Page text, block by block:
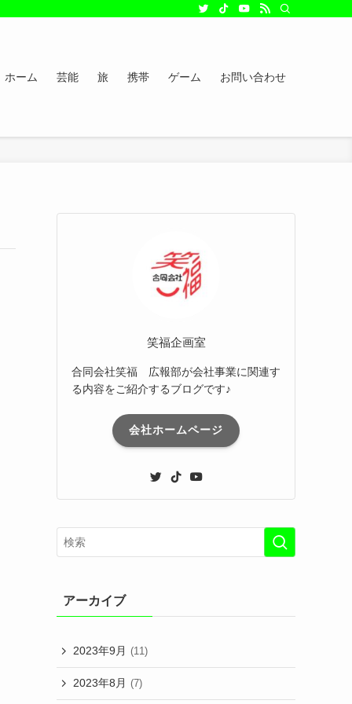
ホーム 芸能 旅 携帯 ゲーム お問い合わせ
笑福企画室
合同会社笑福 広報部が会社事業に関連す
る内容をご紹介するブログです♪
会社ホームページ
アーカイブ
2023年9月 (11)
2023年8月 (7)